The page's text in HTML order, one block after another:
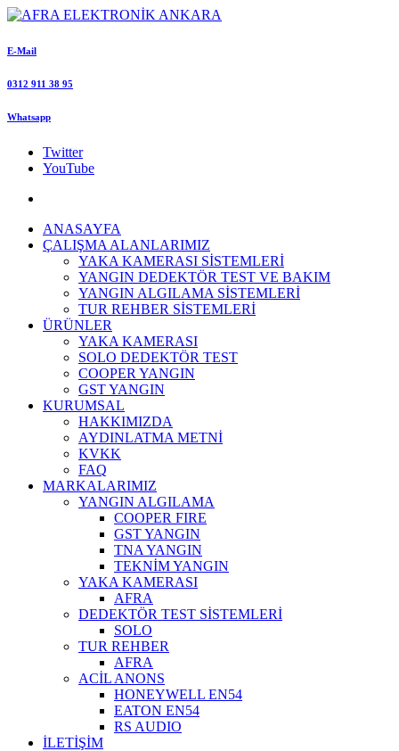
E-Mail
0312 911 38 95
Whatsapp
Twitter
YouTube
ANASAYFA
ÇALIŞMA ALANLARIMIZ
YAKA KAMERASI SİSTEMLERİ
YANGIN DEDEKTÖR TEST VE BAKIM
YANGIN ALGILAMA SİSTEMLERİ
TUR REHBER SİSTEMLERİ
ÜRÜNLER
YAKA KAMERASI
SOLO DEDEKTÖR TEST
COOPER YANGIN
GST YANGIN
KURUMSAL
HAKKIMIZDA
AYDINLATMA METNİ
KVKK
FAQ
MARKALARIMIZ
YANGIN ALGILAMA
COOPER FIRE
GST YANGIN
TNA YANGIN
TEKNİM YANGIN
YAKA KAMERASI
AFRA
DEDEKTÖR TEST SİSTEMLERİ
SOLO
TUR REHBER
AFRA
ACİL ANONS
HONEYWELL EN54
EATON EN54
RS AUDIO
İLETİŞİM